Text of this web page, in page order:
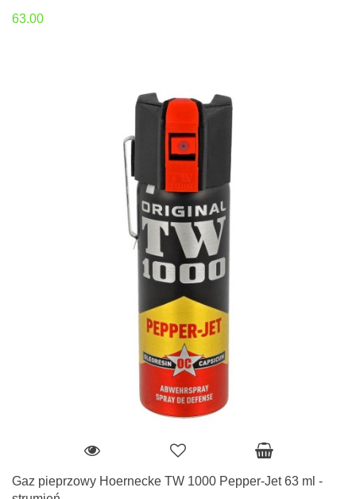
63.00
Gaz pieprzowy Hoernecke TW 1000 Pepper-Jet 63 ml -